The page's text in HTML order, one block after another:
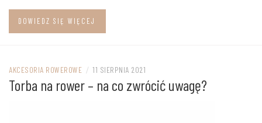
DOWIEDZ SIĘ WIĘCEJ
AKCESORIA ROWEROWE / 11 SIERPNIA 2021
Torba na rower – na co zwrócić uwagę?